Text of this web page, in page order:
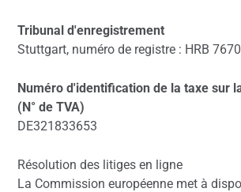
Tribunal d'enregistrement
Stuttgart, numéro de registre : HRB
Numéro d'identification de la taxe sur
(N° de TVA)
DE321833653
Résolution des litiges en ligne
La Commission européenne met à